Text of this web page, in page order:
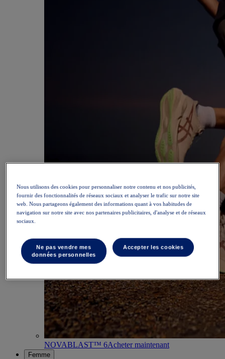
NOVABLAST™ 6Acheter maintenant
Femme
Nous utilisons des cookies pour personnaliser notre contenu et nos publicités,
fournir des fonctionnalités de réseaux sociaux et analyser le trafic sur notre site
web. Nous partageons également des informations quant à vos habitudes de
navigation sur notre site avec nos partenaires publicitaires, d'analyse et de réseaux
sociaux.
Ne pas vendre mes
données personnelles
Accepter les cookies